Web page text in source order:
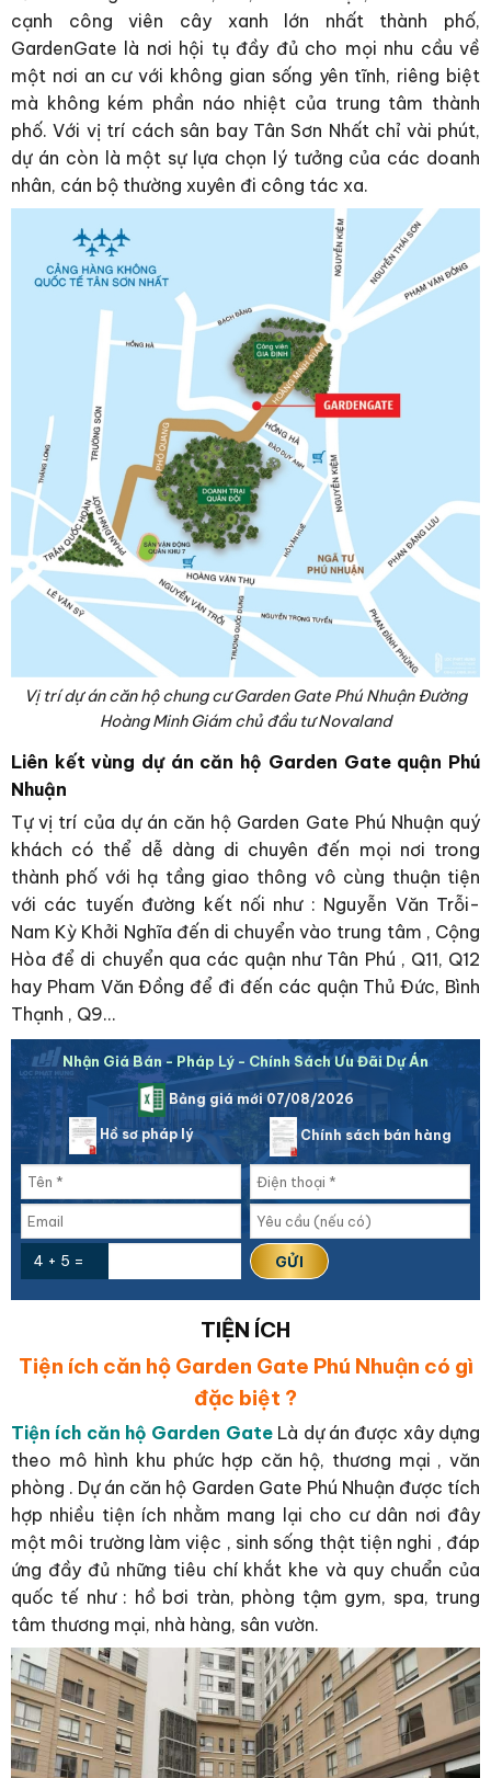
cạnh công viên cây xanh lớn nhất thành phố,
GardenGate là nơi hội tụ đầy đủ cho mọi nhu cầu về
một nơi an cư với không gian sống yên tĩnh, riêng biệt
mà không kém phần náo nhiệt của trung tâm thành
phố. Với vị trí cách sân bay Tân Sơn Nhất chỉ vài phút,
dự án còn là một sự lựa chọn lý tưởng của các doanh
nhân, cán bộ thường xuyên đi công tác xa.
Vị trí dự án căn hộ chung cư Garden Gate Phú Nhuận Đường
Hoàng Minh Giám chủ đầu tư Novaland
Liên kết vùng dự án căn hộ Garden Gate quận Phú
Nhuận
Tự vị trí của dự án căn hộ Garden Gate Phú Nhuận quý
khách có thể dễ dàng di chuyên đến mọi nơi trong
thành phố với hạ tầng giao thông vô cùng thuận tiện
với các tuyến đường kết nối như : Nguyễn Văn Trỗi-
Nam Kỳ Khởi Nghĩa đến di chuyển vào trung tâm , Cộng
Hòa để di chuyển qua các quận như Tân Phú , Q11, Q12
hay Pham Văn Đồng để đi đến các quận Thủ Đức, Bình
Thạnh , Q9…
Nhận Giá Bán - Pháp Lý - Chính Sách Ưu Đãi Dự Án
Bảng giá mới 07/08/2026
Hồ sơ pháp lý Chính sách bán hàng
4 + 5 =
TIỆN ÍCH
Tiện ích căn hộ Garden Gate Phú Nhuận có gì
đặc biệt ?
Tiện ích căn hộ Garden GateLà dự án được xây dựng
theo mô hình khu phức hợp căn hộ, thương mại , văn
phòng . Dự án căn hộ Garden Gate Phú Nhuận được tích
hợp nhiều tiện ích nhằm mang lại cho cư dân nơi đây
một môi trường làm việc , sinh sống thật tiện nghi , đáp
ứng đầy đủ những tiêu chí khắt khe và quy chuẩn của
quốc tế như : hồ bơi tràn, phòng tậm gym, spa, trung
tâm thương mại, nhà hàng, sân vườn.